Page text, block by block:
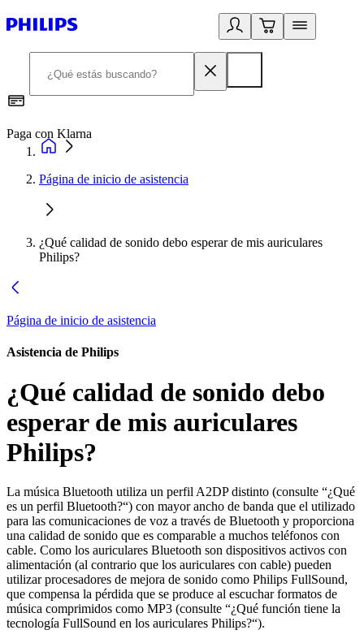
Paga con Klarna
Página de inicio de asistencia
¿Qué calidad de sonido debo esperar de mis auriculares
Philips?
Página de inicio de asistencia
Asistencia de Philips
¿Qué calidad de sonido debo
esperar de mis auriculares
Philips?
La música Bluetooth utiliza un perfil A2DP distinto (consulte “¿Qué
es un perfil Bluetooth?“) con mayor ancho de banda que el utilizado
para las comunicaciones de voz a través de Bluetooth y proporciona
una calidad de sonido que es comparable a muchos teléfonos con
cable. Como los auriculares Bluetooth son dispositivos activos con
alimentación (al contrario que los auriculares con cable) pueden
utilizar procesadores de mejora de sonido como Philips FullSound,
que compensa la pérdida que se produce al escuchar formatos de
música comprimidos como MP3 (consulte “¿Qué función tiene la
tecnología FullSound en los auriculares Philips?“).